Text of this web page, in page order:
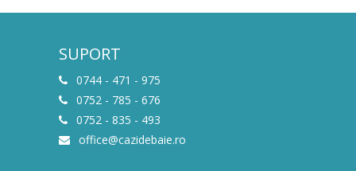
SUPORT
0744 - 471 - 975
0752 - 785 - 676
0752 - 835 - 493
office@cazidebaie.ro